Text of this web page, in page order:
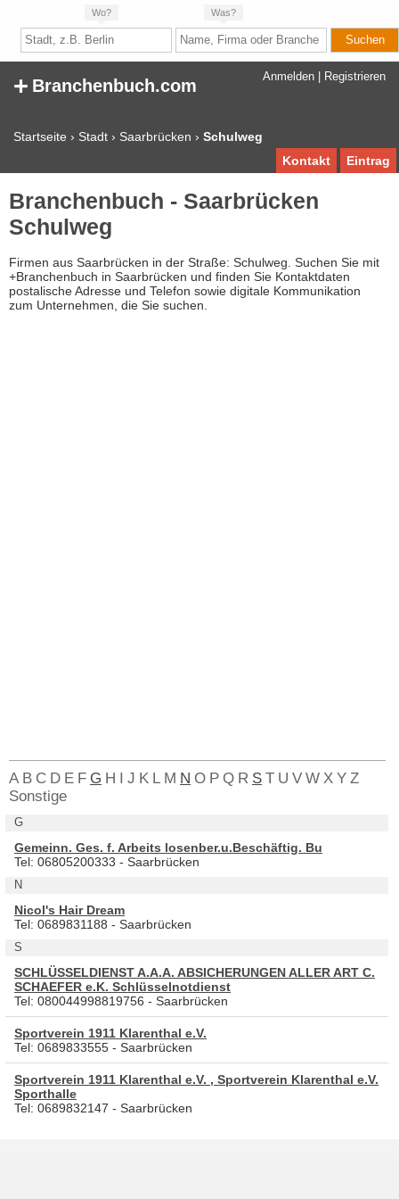
Wo? Was?
Anmelden Registrieren
+ Branchenbuch.com
Startseite › Stadt › Saarbrücken › Schulweg
Eintrag
Kontakt
Branchenbuch - Saarbrücken
Schulweg
Firmen aus Saarbrücken in der Straße: Schulweg. Suchen Sie mit
+Branchenbuch in Saarbrücken und finden Sie Kontaktdaten
postalische Adresse und Telefon sowie digitale Kommunikation
zum Unternehmen, die Sie suchen.
A B C D E F G H I J K L M N O P Q R S T U V W X Y Z
Sonstige
G
Gemeinn. Ges. f. Arbeits losenber.u.Beschäftig. Bu
Tel: 06805200333 - Saarbrücken
N
Nicol's Hair Dream
Tel: 0689831188 - Saarbrücken
S
SCHLÜSSELDIENST A.A.A. ABSICHERUNGEN ALLER ART C.
SCHAEFER e.K. Schlüsselnotdienst
Tel: 080044998819756 - Saarbrücken
Sportverein 1911 Klarenthal e.V.
Tel: 0689833555 - Saarbrücken
Sportverein 1911 Klarenthal e.V. , Sportverein Klarenthal e.V.
Sporthalle
Tel: 0689832147 - Saarbrücken